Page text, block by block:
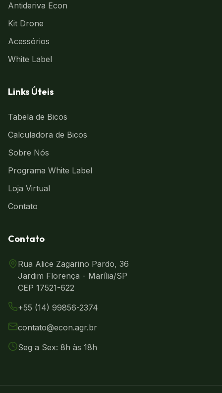
Antideriva Econ
Kit Drone
Acessórios
White Label
Links Úteis
Tabela de Bicos
Calculadora de Bicos
Sobre Nós
Programa White Label
Loja Virtual
Contato
Contato
Rua Alice Zagarino Pardo, 36
Jardim Florença - Marília/SP
CEP 17521-622
+55 (14) 99856-2374
contato@econ.agr.br
Seg a Sex: 8h às 18h